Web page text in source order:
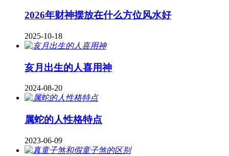
2026年财神摆放在什么方位风水好
2025-10-18
亥月出生的人喜用神
2024-08-20
属蛇的人性格特点
2023-06-09